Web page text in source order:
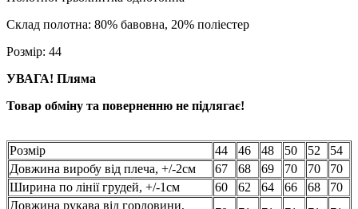
Склад полотна: 80% бавовна, 20% поліестер
Розмір: 44
УВАГА! Пляма
Товар обміну та поверненню не підлягає!
Розмір 44 46 48 50 52
54
Довжина виробу від плеча, +/-2см
67 68 69 70 70
70
Ширина по лінії грудей, +/-1см
60 62 64 66 68
70
Довжина рукава від горловини,